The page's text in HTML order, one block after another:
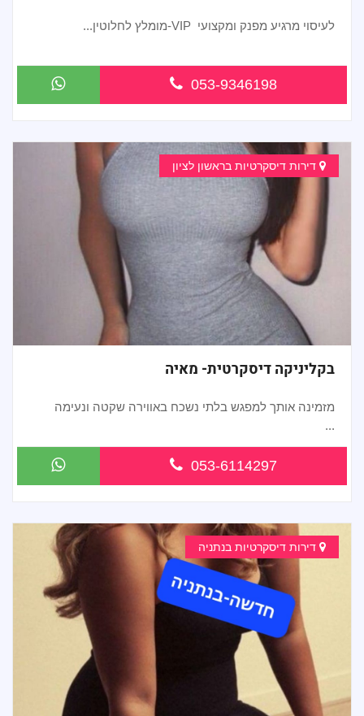
לעיסוי מרגיע מפנק ומקצועי VIP-מומלץ לחלוטין...
053-9346198
דירות דיסקרטיות בראשון לציון
בקליניקה דיסקרטית- מאיה
מזמינה אותך למפגש בלתי נשכח באווירה שקטה ונעימה
...
053-6114297
דירות דיסקרטיות בנתניה